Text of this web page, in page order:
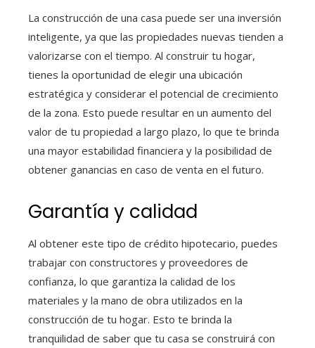
La construcción de una casa puede ser una inversión
inteligente, ya que las propiedades nuevas tienden a
valorizarse con el tiempo. Al construir tu hogar,
tienes la oportunidad de elegir una ubicación
estratégica y considerar el potencial de crecimiento
de la zona. Esto puede resultar en un aumento del
valor de tu propiedad a largo plazo, lo que te brinda
una mayor estabilidad financiera y la posibilidad de
obtener ganancias en caso de venta en el futuro.
Garantía y calidad
Al obtener este tipo de crédito hipotecario, puedes
trabajar con constructores y proveedores de
confianza, lo que garantiza la calidad de los
materiales y la mano de obra utilizados en la
construcción de tu hogar. Esto te brinda la
tranquilidad de saber que tu casa se construirá con